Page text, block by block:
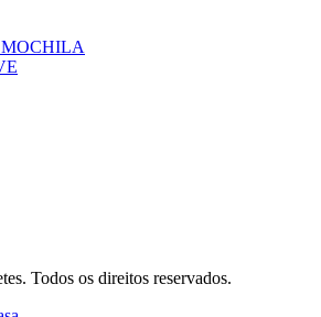
Todos os direitos reservados.